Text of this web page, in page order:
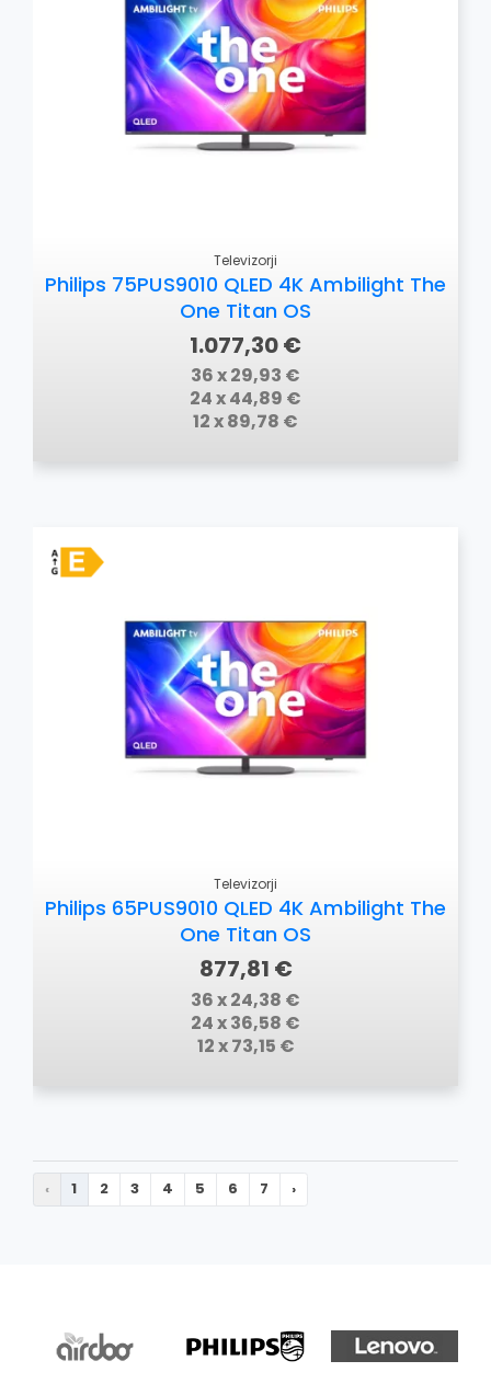
Televizorji
Philips 75PUS9010 QLED 4K Ambilight The
One Titan OS
1.077,30 €
36 x 29,93 €
24 x 44,89 €
12 x 89,78 €
Televizorji
Philips 65PUS9010 QLED 4K Ambilight The
One Titan OS
877,81 €
36 x 24,38 €
24 x 36,58 €
12 x 73,15 €
‹ 1 2 3 4 5 6 7 ›